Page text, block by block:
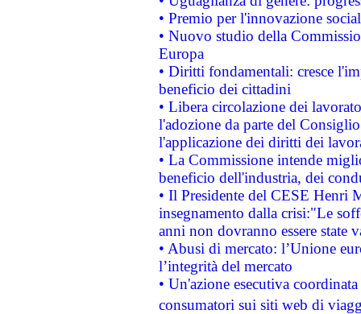
• Premio per l'innovazione
• Nuovo studio della
Europa
• Diritti fondamentali: cresce
beneficio dei cittadini
• Libera circolazione dei
l'adozione da parte del
l'applicazione dei diritti dei
• La Commissione intende
beneficio dell'industria, dei
• Il Presidente del CESE Henri
insegnamento dalla crisi:"Le
anni non dovranno essere state
• Abusi di mercato: l’Unione
l’integrità del mercato
• Un'azione esecutiva
consumatori sui siti web di